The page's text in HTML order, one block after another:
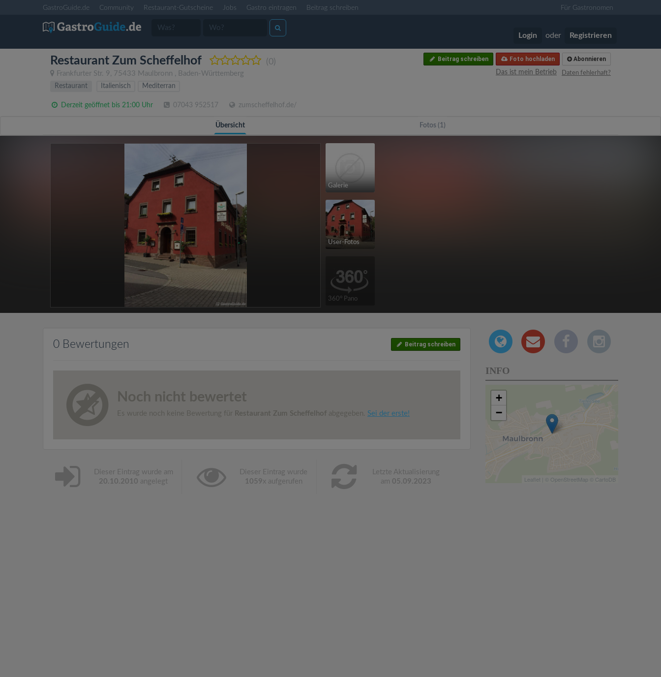
GastroGuide.de Community Restaurant-Gutscheine Jobs Gastro eintragen Beitrag schreiben Für Gastronomen
Login oder Registrieren
Restaurant Zum Scheffelhof (0)
Frankfurter Str. 9, 75433 Maulbronn , Baden-Württemberg
Abonnieren
Foto hochladen
Beitrag schreiben
Daten fehlerhaft?
Das ist mein Betrieb
Restaurant
Italienisch Mediterran
Derzeit geöffnet bis 21:00 Uhr 07043 952517 zumscheffelhof.de/
Übersicht Fotos (1)
Galerie
User-Fotos
360° Pano
0 Bewertungen Beitrag schreiben
Noch nicht bewertet
Es wurde noch keine Bewertung für Restaurant Zum Scheffelhof abgegeben. Sei der erste!
Dieser Eintrag wurde am
20.10.2010 angelegt
Dieser Eintrag wurde
1059x aufgerufen
Letzte Aktualisierung
am 05.09.2023
INFO
+
−
Leaflet | © OpenStreetMap © CartoDB